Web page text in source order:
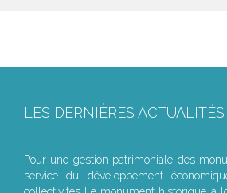
LES DERNIÈRES ACTUALITÉS
Pour une gestion patrimoniale des
service du développement